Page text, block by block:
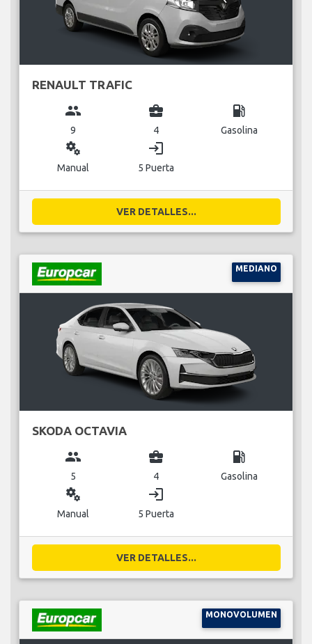
RENAULT TRAFIC
group
9
business_center
4
local_gas_station
Gasolina
miscellaneous_services
Manual
login
5 Puerta
VER DETALLES...
MEDIANO
SKODA OCTAVIA
group
5
business_center
4
local_gas_station
Gasolina
miscellaneous_services
Manual
login
5 Puerta
VER DETALLES...
MONOVOLUMEN